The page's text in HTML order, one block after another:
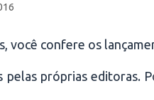
você confere os
próprias editoras.